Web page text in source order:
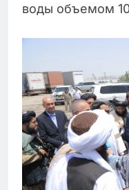
воды объемом